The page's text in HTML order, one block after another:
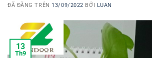
ĐÃ ĐĂNG TRÊN 13/09/2022 BỞI LUAN
13
Th9